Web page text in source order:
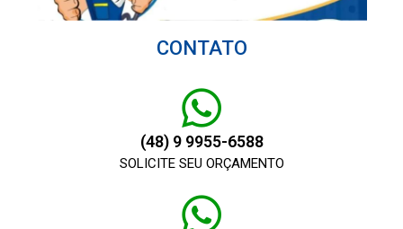
CONTATO
(48) 9 9955-6588
SOLICITE SEU ORÇAMENTO